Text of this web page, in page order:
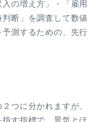
の増え方」・「雇用
断」を調査して数値
測するための、先行
つに分かれますが、
す指標で、景気とほ